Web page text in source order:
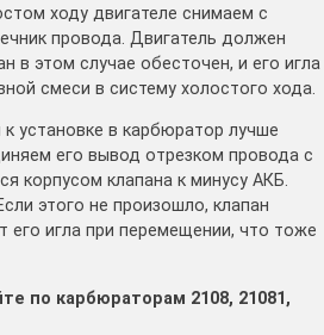
ходу двигателе снимаем с
провода. Двигатель должен
в этом случае обесточен, и его игла
смеси в систему холостого хода.
установке в карбюратор лучше
его вывод отрезком провода с
корпусом клапана к минусу АКБ.
этого не произошло, клапан
его игла при перемещении, что тоже
по карбюраторам 2108, 21081,